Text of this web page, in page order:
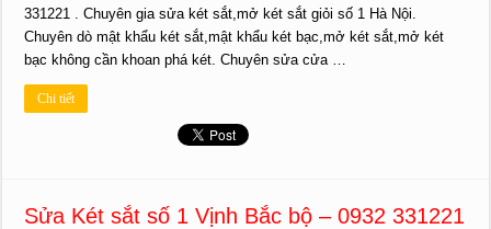
331221 . Chuyên gia sửa két sắt,mở két sắt giỏi số 1 Hà Nội.
Chuyên dò mật khẩu két sắt,mật khẩu két bạc,mở két sắt,mở két
bạc không cần khoan phá két. Chuyên sửa cửa …
Chi tiết
Sửa Két sắt số 1 Vịnh Bắc bộ – 0932 331221